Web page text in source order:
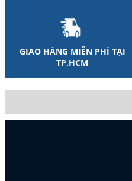
GIAO HÀNG MIỄN PHÍ TẠI
TP.HCM